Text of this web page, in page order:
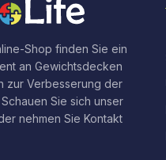
Shop finden Sie ein
an Gewichtsdecken
zur Verbesserung der
Sie sich unser
nehmen Sie Kontakt